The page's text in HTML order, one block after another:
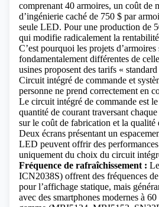
comprenant 40 armoires, un coût de
d’ingénierie caché de 750 $ par
seule LED. Pour une production de
qui modifie radicalement la
C’est pourquoi les projets
fondamentalement différentes de
usines proposent des tarifs «
Circuit intégré de commande et
personne ne prend correctement en
Le circuit intégré de commande est
quantité de courant traversant
sur le coût de fabrication et la
Deux écrans présentant un
LED peuvent offrir des
uniquement du choix du circuit
Fréquence de rafraîchissement :
ICN2038S) offrent des fréquences
pour l’affichage statique, mais
avec des smartphones modernes à